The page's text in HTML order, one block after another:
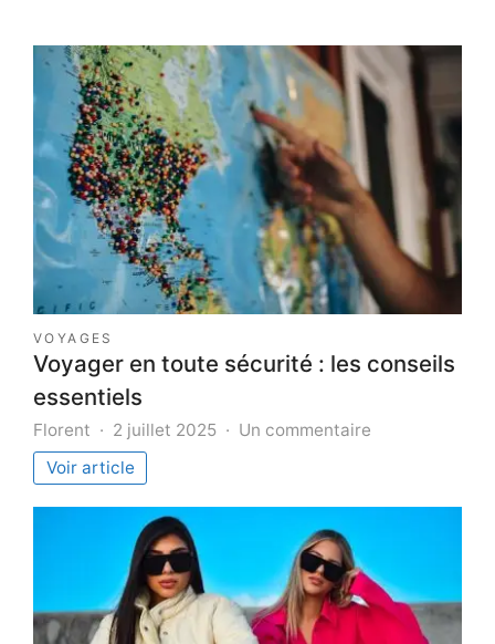
VOYAGES
Voyager en toute sécurité : les conseils
essentiels
Florent 2 juillet 2025 Un commentaire
les
conseils
essentiels
Voir article